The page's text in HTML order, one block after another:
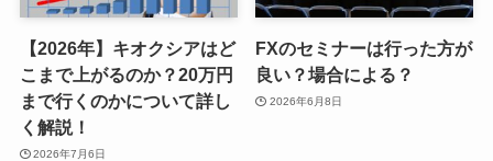
【2026年】キオクシアはど
こまで上がるのか？20万円
まで行くのかについて詳し
く解説！
2026年7月6日
FXのセミナーは行った方が
良い？場合による？
2026年6月8日